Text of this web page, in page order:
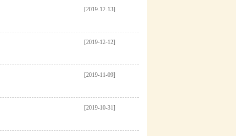
[2019-12-13]
[2019-12-12]
[2019-11-09]
[2019-10-31]